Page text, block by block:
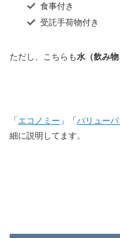
食事付き
受託手荷物付き
ただし、こちらも水（飲み物
「エコノミー 」「バリューパ
細に説明してます。